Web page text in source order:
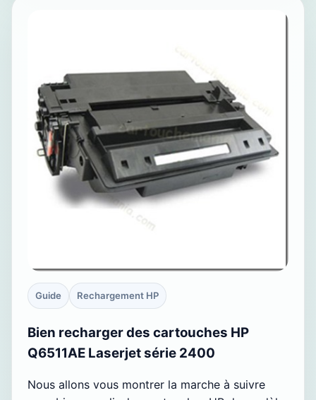
Guide Rechargement HP
Bien recharger des cartouches HP
Q6511AE Laserjet série 2400
Nous allons vous montrer la marche à suivre